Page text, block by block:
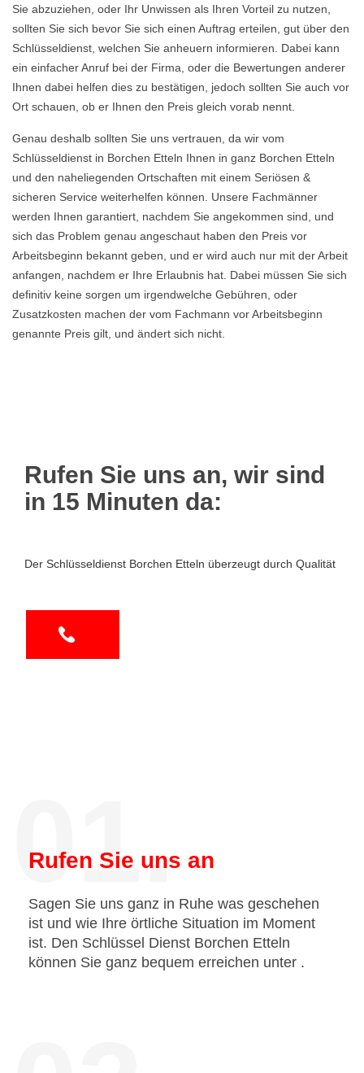
Sie abzuziehen, oder Ihr Unwissen als Ihren Vorteil zu nutzen,
sollten Sie sich bevor Sie sich einen Auftrag erteilen, gut über den
Schlüsseldienst, welchen Sie anheuern informieren. Dabei kann
ein einfacher Anruf bei der Firma, oder die Bewertungen anderer
Ihnen dabei helfen dies zu bestätigen, jedoch sollten Sie auch vor
Ort schauen, ob er Ihnen den Preis gleich vorab nennt.
Genau deshalb sollten Sie uns vertrauen, da wir vom
Schlüsseldienst in Borchen Etteln Ihnen in ganz Borchen Etteln
und den naheliegenden Ortschaften mit einem Seriösen &
sicheren Service weiterhelfen können. Unsere Fachmänner
werden Ihnen garantiert, nachdem Sie angekommen sind, und
sich das Problem genau angeschaut haben den Preis vor
Arbeitsbeginn bekannt geben, und er wird auch nur mit der Arbeit
anfangen, nachdem er Ihre Erlaubnis hat. Dabei müssen Sie sich
definitiv keine sorgen um irgendwelche Gebühren, oder
Zusatzkosten machen der vom Fachmann vor Arbeitsbeginn
genannte Preis gilt, und ändert sich nicht.
Rufen Sie uns an, wir sind
in 15 Minuten da:
Der Schlüsseldienst Borchen Etteln überzeugt durch Qualität
01.
Rufen Sie uns an
Sagen Sie uns ganz in Ruhe was geschehen
ist und wie Ihre örtliche Situation im Moment
ist. Den Schlüssel Dienst Borchen Etteln
können Sie ganz bequem erreichen unter .